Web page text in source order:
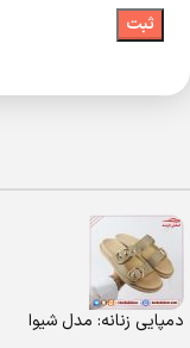
دمپایی زنانه: مدل شیوا